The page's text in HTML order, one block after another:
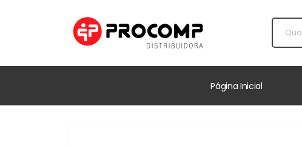
Página Inicial